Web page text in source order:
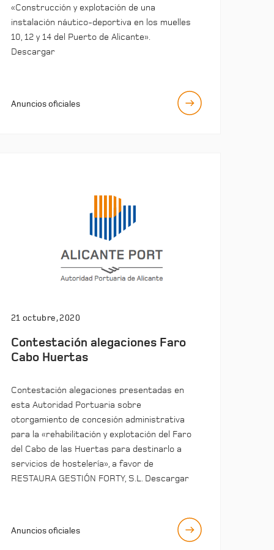
«Construcción y explotación de una
instalación náutico-deportiva en los muelles
10, 12 y 14 del Puerto de Alicante».
Descargar
Anuncios oficiales
21 octubre, 2020
Contestación alegaciones Faro
Cabo Huertas
Contestación alegaciones presentadas en
esta Autoridad Portuaria sobre
otorgamiento de concesión administrativa
para la «rehabilitación y explotación del Faro
del Cabo de las Huertas para destinarlo a
servicios de hostelería», a favor de
RESTAURA GESTIÓN FORTY, S.L. Descargar
Anuncios oficiales